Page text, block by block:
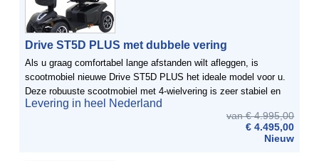
Drive ST5D PLUS met dubbele vering
Als u graag comfortabel lange afstanden wilt afleggen, is
scootmobiel nieuwe Drive ST5D PLUS het ideale model voor u.
Deze robuuste scootmobiel met 4-wielvering is zeer stabiel en
mede door de grote profielbanden, ook nog eens geschikt ...
Levering in heel Nederland
van € 4.995,00
€ 4.495,00
Nieuw